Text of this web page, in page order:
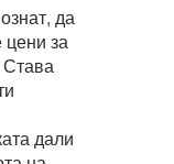
да
цени за
дали